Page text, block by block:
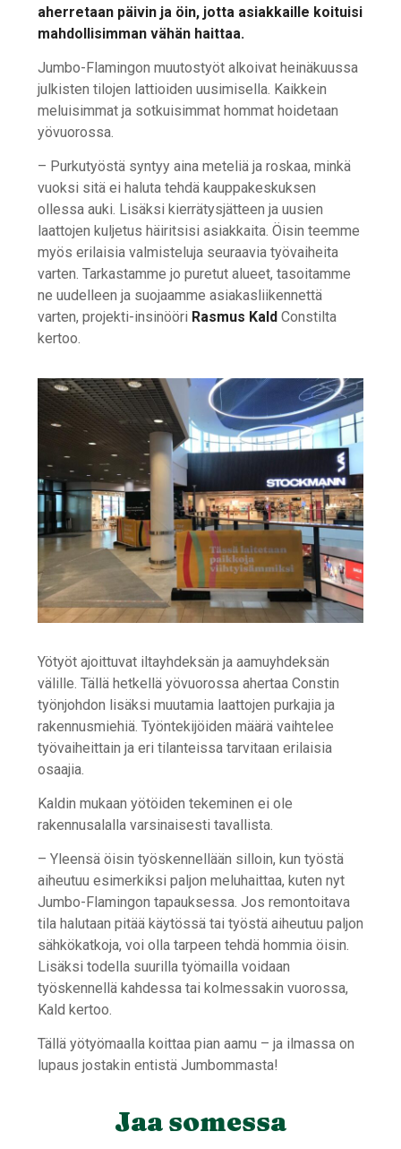
aherretaan päivin ja öin, jotta asiakkaille koituisi
mahdollisimman vähän haittaa.
Jumbo-Flamingon muutostyöt alkoivat heinäkuussa
julkisten tilojen lattioiden uusimisella. Kaikkein
meluisimmat ja sotkuisimmat hommat hoidetaan
yövuorossa.
– Purkutyöstä syntyy aina meteliä ja roskaa, minkä
vuoksi sitä ei haluta tehdä kauppakeskuksen
ollessa auki. Lisäksi kierrätysjätteen ja uusien
laattojen kuljetus häiritsisi asiakkaita. Öisin teemme
myös erilaisia valmisteluja seuraavia työvaiheita
varten. Tarkastamme jo puretut alueet, tasoitamme
ne uudelleen ja suojaamme asiakasliikennettä
varten, projekti-insinööri Rasmus Kald Constilta
kertoo.
Yötyöt ajoittuvat iltayhdeksän ja aamuyhdeksän
välille. Tällä hetkellä yövuorossa ahertaa Constin
työnjohdon lisäksi muutamia laattojen purkajia ja
rakennusmiehiä. Työntekijöiden määrä vaihtelee
työvaiheittain ja eri tilanteissa tarvitaan erilaisia
osaajia.
Kaldin mukaan yötöiden tekeminen ei ole
rakennusalalla varsinaisesti tavallista.
– Yleensä öisin työskennellään silloin, kun työstä
aiheutuu esimerkiksi paljon meluhaittaa, kuten nyt
Jumbo-Flamingon tapauksessa. Jos remontoitava
tila halutaan pitää käytössä tai työstä aiheutuu paljon
sähkökatkoja, voi olla tarpeen tehdä hommia öisin.
Lisäksi todella suurilla työmailla voidaan
työskennellä kahdessa tai kolmessakin vuorossa,
Kald kertoo.
Tällä yötyömaalla koittaa pian aamu – ja ilmassa on
lupaus jostakin entistä Jumbommasta!
Jaa somessa